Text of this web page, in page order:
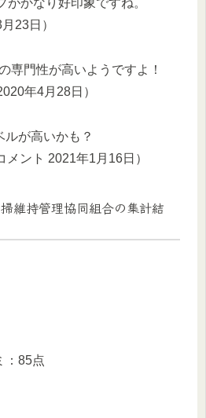
かなり好印象ですね。
23日）
専門性が高いようですよ！
年4月28日）
ルが高いかも？
メント 2021年1月16日）
維持管理協同組合の集計結
：85点